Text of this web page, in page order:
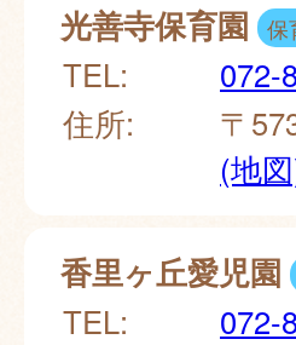
光善寺保育園 保
TEL:
072-
住所:
〒
(地
香里ヶ丘愛児園
TEL:
072-